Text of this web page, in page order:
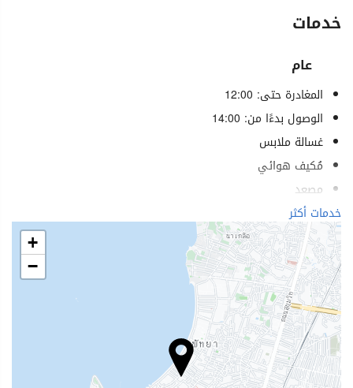
خدمات
عام
المغادرة حتى: 12:00
الوصول بدءًا من: 14:00
غسالة ملابس
مُكيف هوائي
مصعد
خدمات لذوي الاحتياجات الخاصة
غرف لغير المدخنين
منطقة تدخين
لا يسمح بدخول الحيوانات الأليفة
خدمات الاستقبال
مكتب استقبال على مدار 24 ساعة
تخزين الأمتعة
خدمات أكثر
+
−